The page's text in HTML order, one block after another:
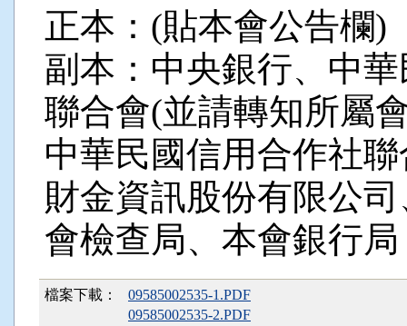
正本：(貼本會公告欄)
副本：中央銀行、中
聯合會(並請轉知所屬
中華民國信用合作社
財金資訊股份有限公
會檢查局、本會銀行局
檔案下載：
09585002535-1.PDF
09585002535-2.PDF